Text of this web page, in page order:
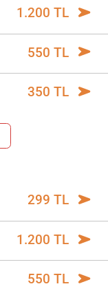
1.200 TL
550 TL
350 TL
299 TL
1.200 TL
550 TL